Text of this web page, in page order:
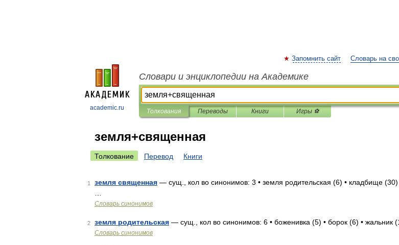
academic.ru
Запомнить сайт Словарь на
Словари и энциклопедии на Академике
Толкования Переводы Книги Игры ⚽
земля+священная
Толкование Перевод Книги
1 земля священная — сущ., кол во синонимов: 3 • земля родительская (6) • кладбище (30)
Словарь синонимов
2 земля родительская — сущ., кол во синонимов: 6 • боженивка (5) • борок (6) • жальник
Словарь синонимов